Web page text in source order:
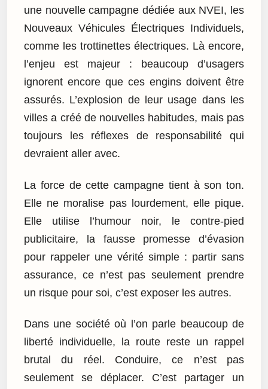
une nouvelle campagne dédiée aux NVEI, les
Nouveaux Véhicules Électriques Individuels,
comme les trottinettes électriques. Là encore,
l’enjeu est majeur : beaucoup d’usagers
ignorent encore que ces engins doivent être
assurés. L’explosion de leur usage dans les
villes a créé de nouvelles habitudes, mais pas
toujours les réflexes de responsabilité qui
devraient aller avec.
La force de cette campagne tient à son ton.
Elle ne moralise pas lourdement, elle pique.
Elle utilise l’humour noir, le contre-pied
publicitaire, la fausse promesse d’évasion
pour rappeler une vérité simple : partir sans
assurance, ce n’est pas seulement prendre
un risque pour soi, c’est exposer les autres.
Dans une société où l’on parle beaucoup de
liberté individuelle, la route reste un rappel
brutal du réel. Conduire, ce n’est pas
seulement se déplacer. C’est partager un